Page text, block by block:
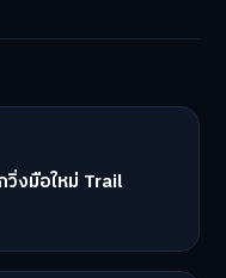
งมือใหม่ Trail